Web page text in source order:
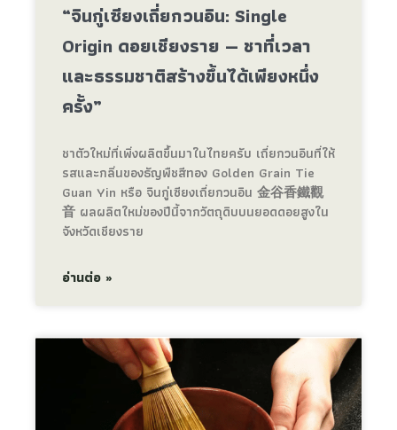
“จินกู่เซียงเถี่ยกวนอิน: Single
Origin ดอยเชียงราย — ชาที่เวลา
และธรรมชาติสร้างขึ้นได้เพียงหนึ่ง
ครั้ง”
ชาตัวใหม่ที่เพิ่งผลิตขึ้นมาในไทยครับ เถี่ยกวนอินที่ให้
รสและกลิ่นของธัญพืชสีทอง Golden Grain Tie
Guan Yin หรือ จินกู่เซียงเถี่ยกวนอิน 金谷香鐵觀
音 ผลผลิตใหม่ของปีนี้จากวัตถุดิบบนยอดดอยสูงใน
จังหวัดเชียงราย
อ่านต่อ »